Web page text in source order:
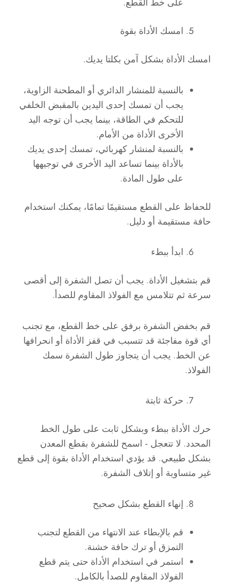
امسك الأداة بقوة
امسك الأداة بشكل آمن بكلتا يديك.
بالنسبة للمنشار الدائري أو المطحنة الزاوية،
يجب أن تمسك إحدى اليدين بالمقبض الخلفي
للتحكم في الطاقة، بينما يجب أن توجه اليد
الأخرى الأداة من الأمام.
بالنسبة لمنشار كهربائي، تمسك إحدى يديك
بالأداة بينما تساعد اليد الأخرى في توجيهها
على طول المادة.
للحفاظ على القطع مستقيمًا تمامًا، يمكنك استخدام
حافة مستقيمة أو دليل.
ابدأ ببطء
قم بتشغيل الأداة. يجب أن تصل الشفرة إلى أقصى
سرعة ثم تتلامس مع الفولاذ المقاوم للصدأ.
قم بخفض الشفرة برفق على خط القطع، مع تجنب
أي قوة مفاجئة قد تتسبب في قفز الأداة أو انحرافها
عن الخط. يجب أن يتجاوز طول الشفرة سمك
الفولاذ.
حركة ثابتة
حرك الأداة ببطء وبشكل ثابت على طول الخط
المحدد. لا تتعجل - اسمح للشفرة بقطع المعدن
بشكل طبيعي. قد يؤدي استخدام الأداة بقوة إلى قطع
غير متساوية أو إتلاف الشفرة.
إنهاء القطع بشكل صحيح
قم بالإبطاء عند الانتهاء من القطع لتجنب
التمزق أو ترك حافة خشنة.
استمر في استخدام الأداة حتى يتم قطع
الفولاذ المقاوم للصدأ بالكامل.